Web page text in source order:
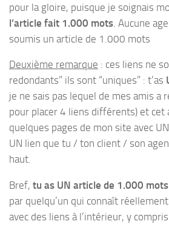
pour la gloire, puisque je soignais
l’article fait 1.000 mots . Aucune
soumis un article de 1.000 mots
Deuxième remarque : ces liens ne
redondants” ils sont “uniques” : t’as
je ne sais pas lequel de mes amis a
pour placer 4 liens différents) et cet
quelques pages de mon site avec
UN lien que tu / ton client / son
haut.
Bref, tu as UN article de 1.000
par quelqu’un qui connaît
avec des liens à l’intérieur, y